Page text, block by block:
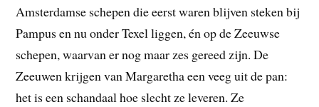
Amsterdamse schepen die eerst waren blijven steken bij
Pampus en nu onder Texel liggen, én op de Zeeuwse
schepen, waarvan er nog maar zes gereed zijn. De
Zeeuwen krijgen van Margaretha een veeg uit de pan:
het is een schandaal hoe slecht ze leveren. Ze